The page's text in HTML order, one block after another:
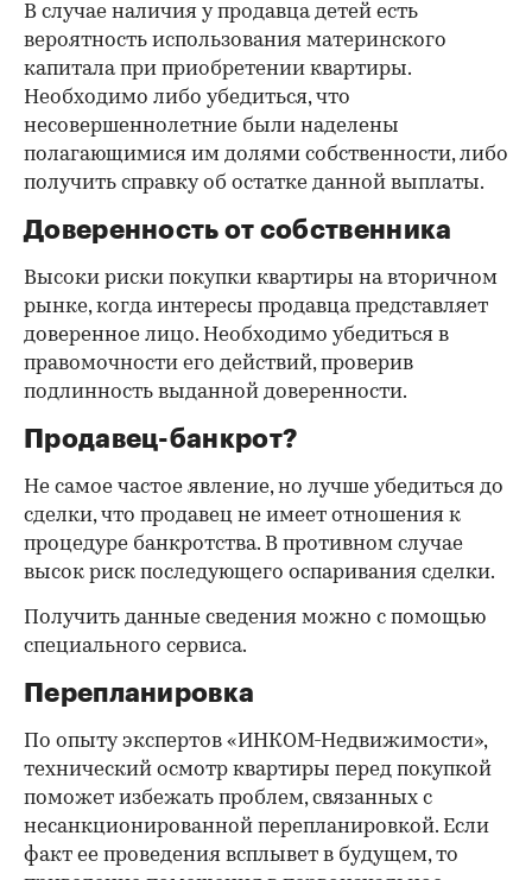
В случае наличия у продавца детей есть
вероятность использования материнского
капитала при приобретении квартиры.
Необходимо либо убедиться, что
несовершеннолетние были наделены
полагающимися им долями собственности, либо
получить справку об остатке данной выплаты.
Доверенность от собственника
Высоки риски покупки квартиры на вторичном
рынке, когда интересы продавца представляет
доверенное лицо. Необходимо убедиться в
правомочности его действий, проверив
подлинность выданной доверенности.
Продавец-банкрот?
Не самое частое явление, но лучше убедиться до
сделки, что продавец не имеет отношения к
процедуре банкротства. В противном случае
высок риск последующего оспаривания сделки.
Получить данные сведения можно с помощью
специального сервиса.
Перепланировка
По опыту экспертов «ИНКОМ-Недвижимости»,
технический осмотр квартиры перед покупкой
поможет избежать проблем, связанных с
несанкционированной перепланировкой. Если
факт ее проведения всплывет в будущем, то